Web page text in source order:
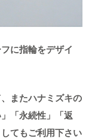
に指輪をデザイ
またハナミズキの
「永続性」「返
てもご利用下さい